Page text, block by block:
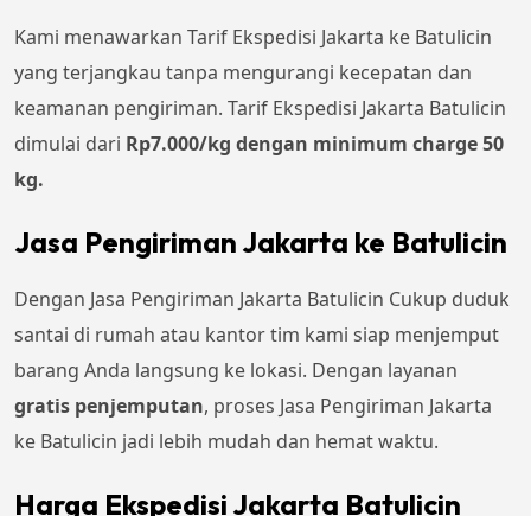
Kami menawarkan Tarif Ekspedisi Jakarta ke Batulicin
yang terjangkau tanpa mengurangi kecepatan dan
keamanan pengiriman. Tarif Ekspedisi Jakarta Batulicin
dimulai dari Rp7.000/kg dengan minimum charge 50
kg.
Jasa Pengiriman Jakarta ke Batulicin
Dengan Jasa Pengiriman Jakarta Batulicin Cukup duduk
santai di rumah atau kantor tim kami siap menjemput
barang Anda langsung ke lokasi. Dengan layanan
gratis penjemputan, proses Jasa Pengiriman Jakarta
ke Batulicin jadi lebih mudah dan hemat waktu.
Harga Ekspedisi Jakarta Batulicin